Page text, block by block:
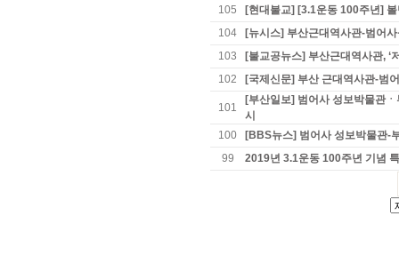
105
[현대불교] [3.1운동 100주년]
104
[뉴시스] 부산근대역사관-범어
103
[불교공뉴스] 부산근대역사관, ‘
102
[국제신문] 부산 근대역사관-범
101
[부산일보] 범어사 성보박물관
시
100
[BBS뉴스] 범어사 성보박물관-
99
2019년 3.1운동 100주년 기념